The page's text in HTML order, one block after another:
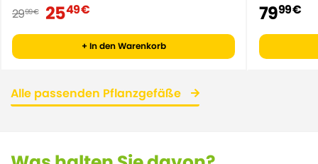
2999 € 2549 €
+ In den Warenkorb
7999 €
Alle passenden Pflanzgefäße